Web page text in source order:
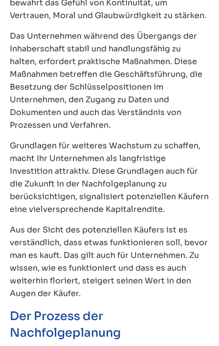
bewahrt das Gefühl von Kontinuität, um
Vertrauen, Moral und Glaubwürdigkeit zu stärken.
Das Unternehmen während des Übergangs der
Inhaberschaft stabil und handlungsfähig zu
halten, erfordert praktische Maßnahmen. Diese
Maßnahmen betreffen die Geschäftsführung, die
Besetzung der Schlüsselpositionen im
Unternehmen, den Zugang zu Daten und
Dokumenten und auch das Verständnis von
Prozessen und Verfahren.
Grundlagen für weiteres Wachstum zu schaffen,
macht Ihr Unternehmen als langfristige
Investition attraktiv. Diese Grundlagen auch für
die Zukunft in der Nachfolgeplanung zu
berücksichtigen, signalisiert potenziellen Käufern
eine vielversprechende Kapitalrendite.
Aus der Sicht des potenziellen Käufers ist es
verständlich, dass etwas funktionieren soll, bevor
man es kauft. Das gilt auch für Unternehmen. Zu
wissen, wie es funktioniert und dass es auch
weiterhin floriert, steigert seinen Wert in den
Augen der Käufer.
Der Prozess der
Nachfolgeplanung